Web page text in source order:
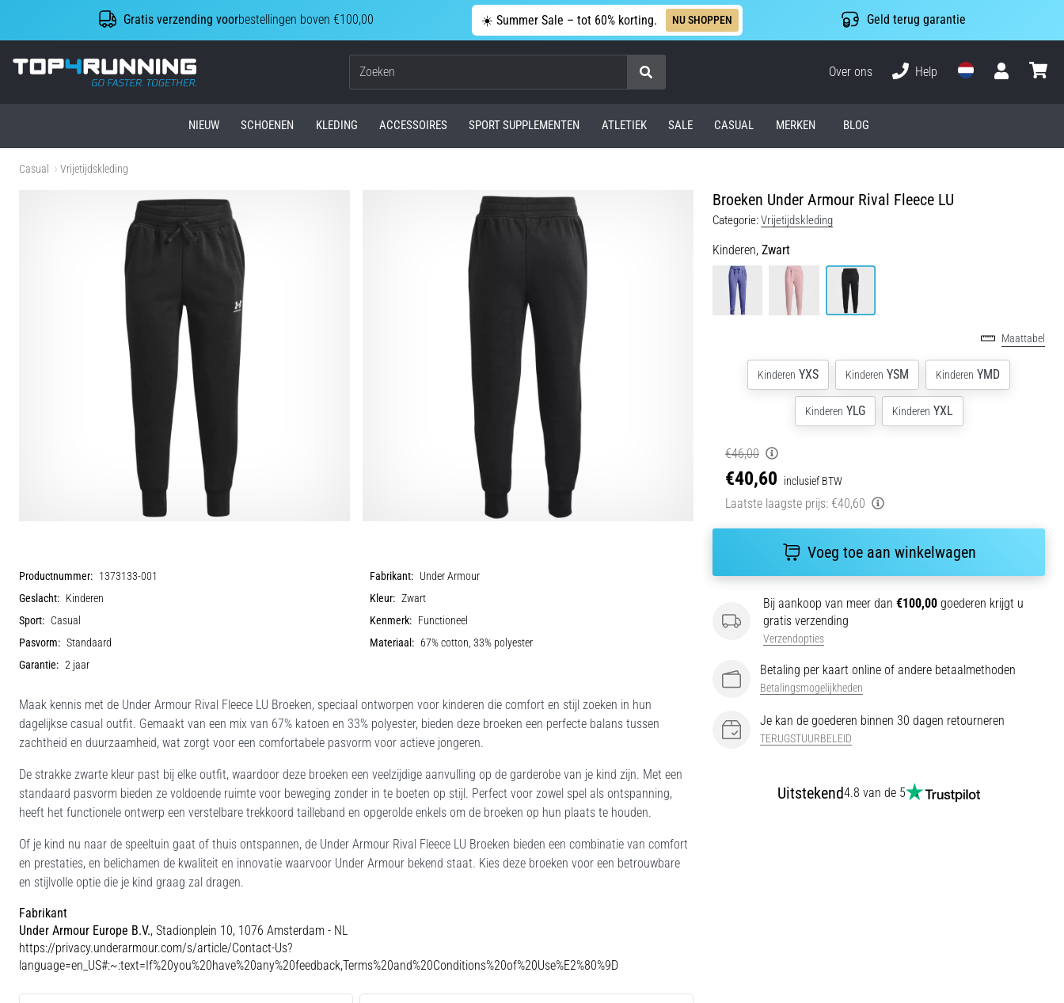
Gratis verzending voorbestellingen boven €100,00 ☀️ Summer Sale – tot 60% korting. NU SHOPPEN Geld terug garantie
Top4Running.be
Zoeken
Over ons
Help
NIEUW SCHOENEN KLEDING ACCESSOIRES SPORT SUPPLEMENTEN ATLETIEK SALE CASUAL MERKEN BLOG
Casual Vrijetijdskleding
Broeken Under Armour Rival Fleece LU
Categorie:Vrijetijdskleding
Kinderen, Zwart
Maattabel
Kinderen YXS Kinderen YSM Kinderen YMD
Kinderen YLG Kinderen YXL
€46,00
€40,60 inclusief BTW
Laatste laagste prijs: €40,60
Voeg toe aan winkelwagen
Bij aankoop van meer dan €100,00 goederen krijgt u
gratis verzending
Verzendopties
Betaling per kaart online of andere betaalmethoden
Betalingsmogelijkheden
Je kan de goederen binnen 30 dagen retourneren
TERUGSTUURBELEID
Uitstekend4.8 van de 5
Productnummer: 1373133-001 Fabrikant: Under Armour
Geslacht: Kinderen Kleur: Zwart
Sport: Casual Kenmerk: Functioneel
Pasvorm: Standaard Materiaal: 67% cotton, 33% polyester
Garantie: 2 jaar
Maak kennis met de Under Armour Rival Fleece LU Broeken, speciaal ontworpen voor kinderen die comfort en stijl zoeken in hun
dagelijkse casual outfit. Gemaakt van een mix van 67% katoen en 33% polyester, bieden deze broeken een perfecte balans tussen
zachtheid en duurzaamheid, wat zorgt voor een comfortabele pasvorm voor actieve jongeren.
De strakke zwarte kleur past bij elke outfit, waardoor deze broeken een veelzijdige aanvulling op de garderobe van je kind zijn. Met een
standaard pasvorm bieden ze voldoende ruimte voor beweging zonder in te boeten op stijl. Perfect voor zowel spel als ontspanning,
heeft het functionele ontwerp een verstelbare trekkoord tailleband en opgerolde enkels om de broeken op hun plaats te houden.
Of je kind nu naar de speeltuin gaat of thuis ontspannen, de Under Armour Rival Fleece LU Broeken bieden een combinatie van comfort
en prestaties, en belichamen de kwaliteit en innovatie waarvoor Under Armour bekend staat. Kies deze broeken voor een betrouwbare
en stijlvolle optie die je kind graag zal dragen.
Fabrikant
Under Armour Europe B.V., Stadionplein 10, 1076 Amsterdam - NL
https://privacy.underarmour.com/s/article/Contact-Us?
language=en_US#:~:text=If%20you%20have%20any%20feedback,Terms%20and%20Conditions%20of%20Use%E2%80%9D